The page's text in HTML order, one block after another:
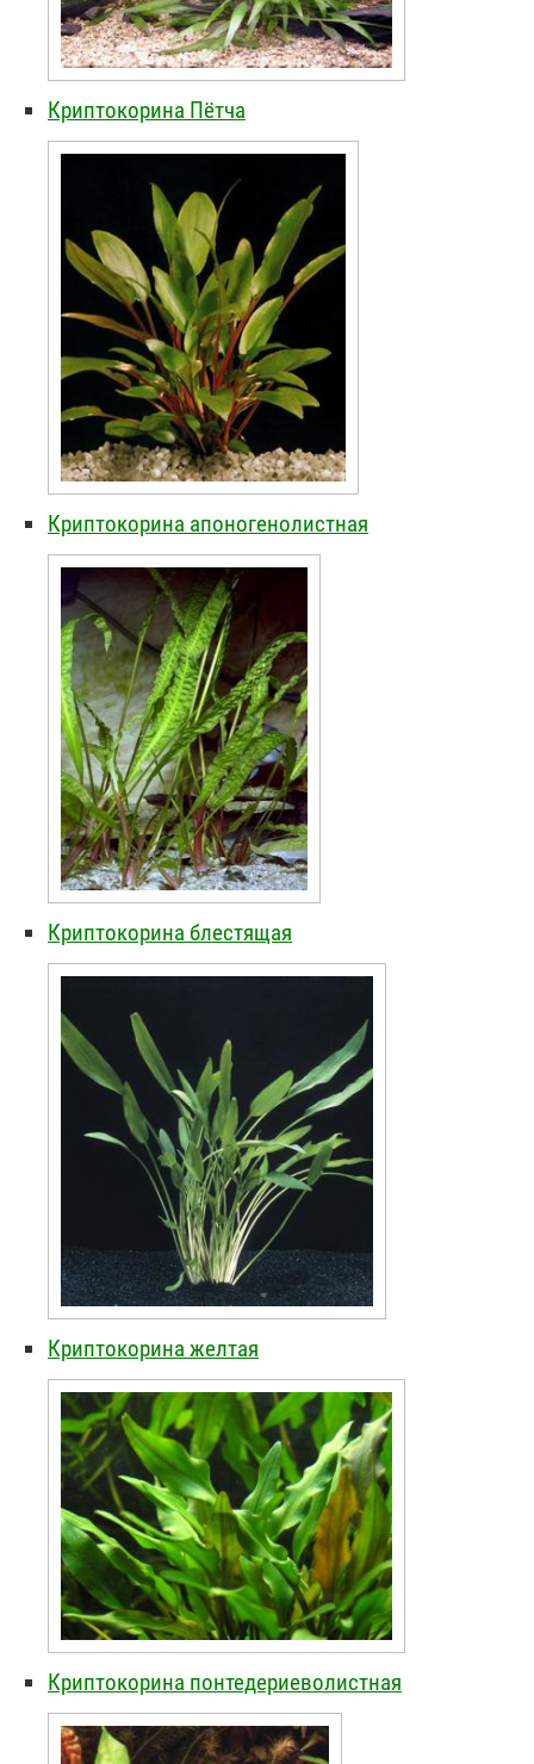
Криптокорина Пётча
Криптокорина апоногенолистная
Криптокорина блестящая
Криптокорина желтая
Криптокорина понтедериеволистная